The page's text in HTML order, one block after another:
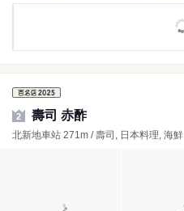
2 壽司 赤酢
北新地車站 271m / 壽司, 日本料理, 海鮮